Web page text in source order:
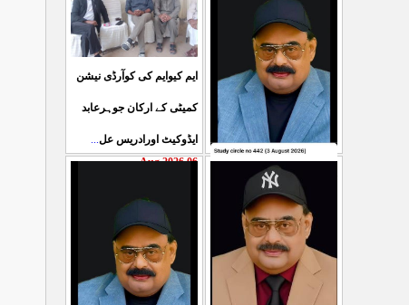
ایم کیوایم کی کوآرڈی نیشن
کمیٹی کے ارکان جوہرعابد
ایڈوکیٹ اورادریس عل...
06 Aug 2026
حکومت پاکستان کی جانب
سے آزادکشمیرالیکشن کی
صحیح رپورٹنگ کرنے والے
...